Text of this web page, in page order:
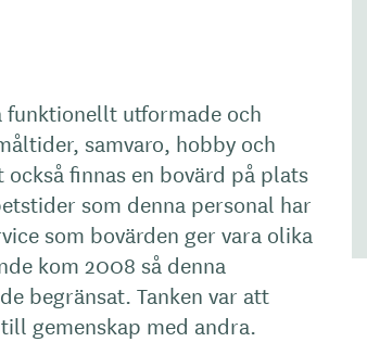
funktionellt utformade och
samvaro, hobby och
finnas en bovärd på plats
som denna personal har
som bovärden ger vara olika
kom 2008 så denna
begränsat. Tanken var att
gemenskap med andra.